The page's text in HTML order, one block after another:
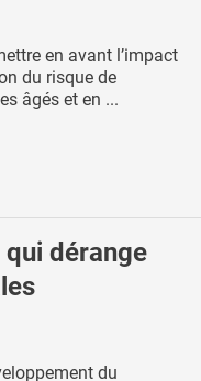
en avant l’impact
du risque de
âgés et en ...
qui dérange
du